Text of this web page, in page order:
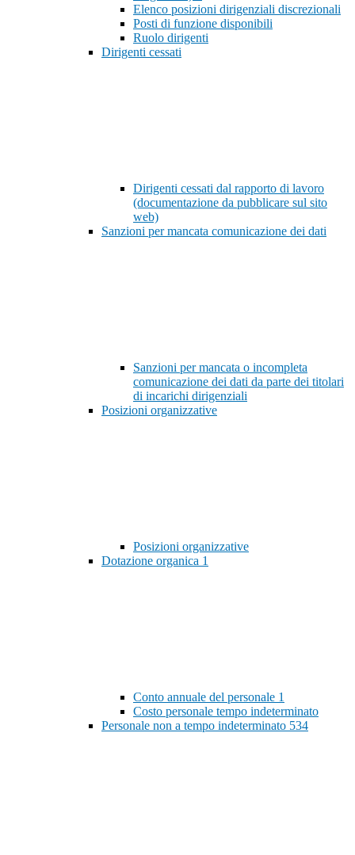
Elenco posizioni dirigenziali discrezionali
Posti di funzione disponibili
Ruolo dirigenti
Dirigenti cessati
Dirigenti cessati dal rapporto di lavoro
(documentazione da pubblicare sul sito
web)
Sanzioni per mancata comunicazione dei dati
Sanzioni per mancata o incompleta
comunicazione dei dati da parte dei titolari
di incarichi dirigenziali
Posizioni organizzative
Posizioni organizzative
Dotazione organica 1
Conto annuale del personale 1
Costo personale tempo indeterminato
Personale non a tempo indeterminato 534